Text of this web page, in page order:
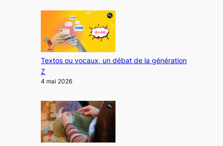
Textos ou vocaux, un débat de la génération
Z
4 mai 2026